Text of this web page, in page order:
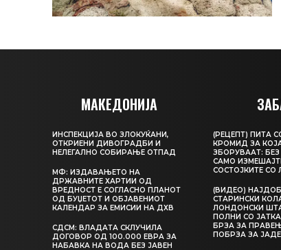
МАКЕДОНИЈА
ИНСПЕКЦИЈА ВО ЗЛОКУЌАНИ,
ОТКРИЕНИ ДИВОГРАДБИ И
НЕЛЕГАЛНО СОБИРАЊЕ ОТПАД
МФ: ИЗДАВАЊЕТО НА
ДРЖАВНИТЕ ХАРТИИ ОД
ВРЕДНОСТ Е СОГЛАСНО ПЛАНОТ
ОД БУЏЕТОТ И ОБЈАВЕНИОТ
КАЛЕНДАР ЗА ЕМИСИИ НА ДХВ
СДСМ: ВЛАДАТА СКЛУЧИЛА
ДОГОВОР ОД 100.000 ЕВРА ЗА
НАБАВКА НА ВОДА БЕЗ ЈАВЕН
(РЕЦЕПТ) ПИТА
КРОМИД ЗА
ЗБОРУВААТ:
САМО
СОСТОЈКИТЕ
(ВИДЕО)
СТАРИНСКИ
ЛОНДОНСКИ
ПОЛНИ СО
БРЗА ЗА
ПОБРЗА ЗА